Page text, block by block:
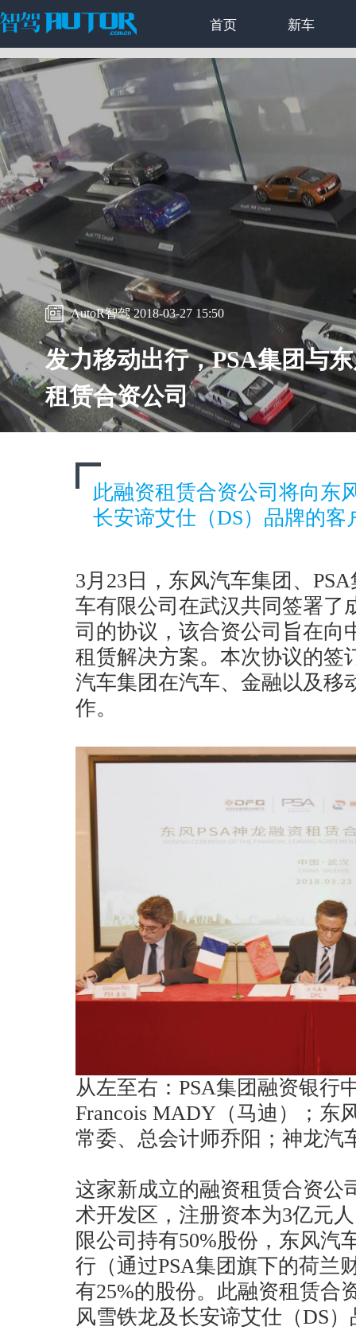
首页 新车
AutoR智驾 2018-03-27 15:50
发力移动出行，PSA集团与
租赁合资公司
此融资租赁合资公司将向东
长安谛艾仕（DS）品牌的客
3月23日，东风汽车集团、
车有限公司在武汉共同签署了
司的协议，该合资公司旨在向
租赁解决方案。本次协议的签
汽车集团在汽车、金融以及移
作。
从左至右：PSA集团融资银行
Francois MADY（马迪）；东
常委、总会计师乔阳；神龙汽
这家新成立的融资租赁合资公
术开发区，注册资本为3亿元
限公司持有50%股份，东风汽
行（通过PSA集团旗下的荷兰
有25%的股份。此融资租赁合
风雪铁龙及长安谛艾仕（DS